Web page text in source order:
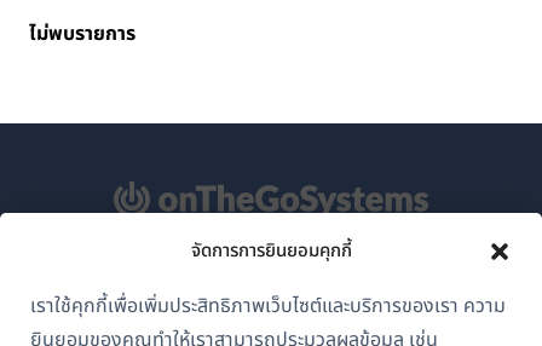
จัดการการยินยอมคุกกี้
เราใช้คุกกี้เพื่อเพิ่มประสิทธิภาพเว็บไซต์และบริการของเรา ความ
ยินยอมของคุณทำให้เราสามารถประมวลผลข้อมูล เช่น
ไม่พบรายการ
GDPR และนโยบายความเป็นส่วนตัว